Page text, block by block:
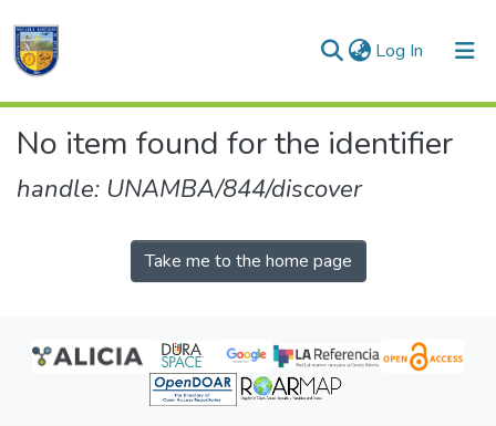
Log In (current)
Communities & Collections
No item found for the identifier
handle: UNAMBA/844/discover
Take me to the home page